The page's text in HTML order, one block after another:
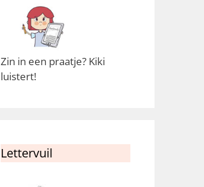
Zin in een praatje? Kiki
luistert!
Lettervuil